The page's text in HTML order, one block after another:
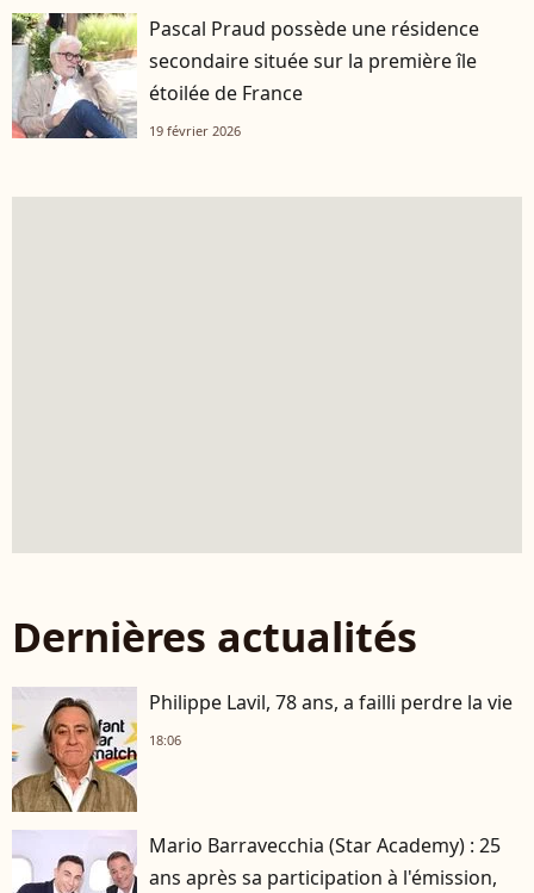
Pascal Praud possède une résidence
secondaire située sur la première île
étoilée de France
19 février 2026
Dernières actualités
Philippe Lavil, 78 ans, a failli perdre la vie
18:06
Mario Barravecchia (Star Academy) : 25
ans après sa participation à l'émission,